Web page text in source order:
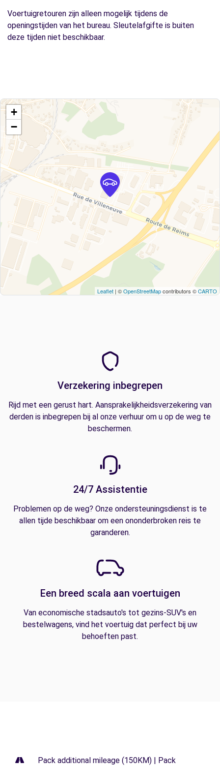
Voertuigretouren zijn alleen mogelijk tijdens de
openingstijden van het bureau. Sleutelafgifte is buiten
deze tijden niet beschikbaar.
+
−
Leaflet | ©OpenStreetMapcontributors ©CARTO
Verzekering inbegrepen
Rijd met een gerust hart. Aansprakelijkheidsverzekering van
derden is inbegrepen bij al onze verhuur om u op de weg te
beschermen.
24/7 Assistentie
Problemen op de weg? Onze ondersteuningsdienst is te
allen tijde beschikbaar om een ononderbroken reis te
garanderen.
Een breed scala aan voertuigen
Van economische stadsauto's tot gezins-SUV's en
bestelwagens, vind het voertuig dat perfect bij uw
behoeften past.
Pack additional mileage (150KM) | Pack